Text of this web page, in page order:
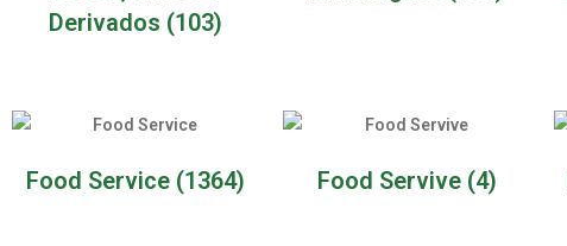
Derivados (103)
Food Service (1364) Food Servive (4)